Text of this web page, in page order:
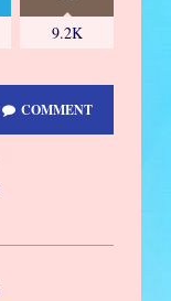
9.2K
COMMENT